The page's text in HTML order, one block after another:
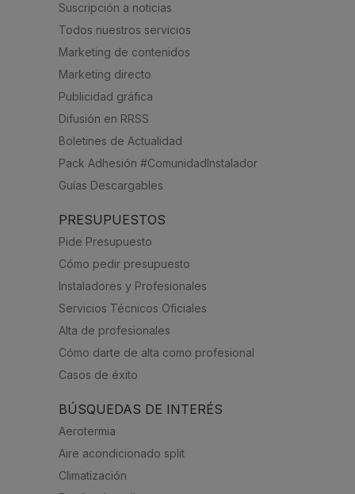
Suscripción a noticias
Todos nuestros servicios
Marketing de contenidos
Marketing directo
Publicidad gráfica
Difusión en RRSS
Boletines de Actualidad
Pack Adhesión #ComunidadInstalador
Guías Descargables
PRESUPUESTOS
Pide Presupuesto
Cómo pedir presupuesto
Instaladores y Profesionales
Servicios Técnicos Oficiales
Alta de profesionales
Cómo darte de alta como profesional
Casos de éxito
BÚSQUEDAS DE INTERÉS
Aerotermia
Aire acondicionado split
Climatización